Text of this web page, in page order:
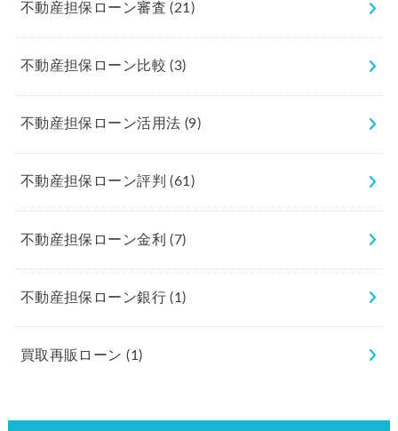
不動産担保ローン審査(21)
不動産担保ローン比較(3)
不動産担保ローン活用法 (9)
不動産担保ローン評判(61)
不動産担保ローン金利(7)
不動産担保ローン銀行(1)
買取再販ローン(1)